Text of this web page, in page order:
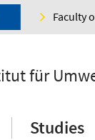
Faculty
für
Studies